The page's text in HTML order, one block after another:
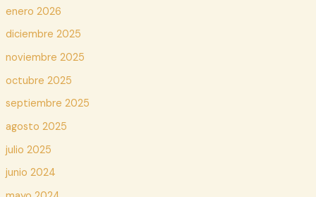
enero 2026
diciembre 2025
noviembre 2025
octubre 2025
septiembre 2025
agosto 2025
julio 2025
junio 2024